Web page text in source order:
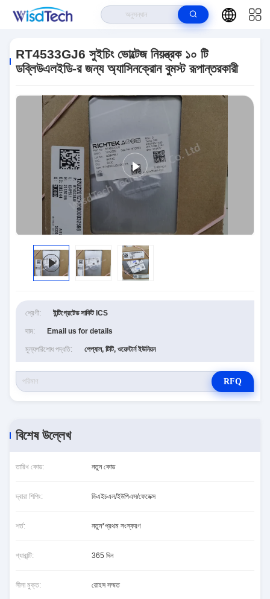
ডব্লিউএলইডি-র জন্য অ্যাসিনক্রোন বুমস্ট রূপান্তরকারী
RT4533GJ6 সুইচিং ভোল্টেজ নিয়ন্ত্রক ১০ টি
ডব্লিউএলইডি-র জন্য অ্যাসিনক্রোন বুমস্ট রূপান্তরকারী
শ্রেণী: ইন্টিগ্রেটেড সার্কিট ICS
দাম: Email us for details
মূল্যপরিশোধ পদ্ধতি: পেপ্যাল, টিটি, ওয়েস্টার্ন ইউনিয়ন
RFQ
বিশেষ উল্লেখ
তারিখ কোড: নতুন কোড
দ্বারা শিপিং: ডিএইচএল/ইউপিএস/ফেডেক্স
শর্ত: নতুন*প্রথম সংস্করণ
গ্যারান্টি: 365 দিন
সীসা মুক্ত: রোহস সম্মত